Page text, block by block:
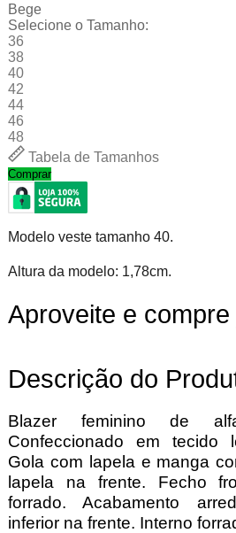
Bege
Selecione o Tamanho:
36
38
40
42
44
46
48
Tabela de Tamanhos
Comprar
Modelo veste tamanho 40.
Altura da modelo: 1,78cm.
Aproveite e compre
Descrição do
Blazer feminino de
Confeccionado em tecido
Gola com lapela e manga
lapela na frente. Fecho
forrado. Acabamento
inferior na frente. Interno